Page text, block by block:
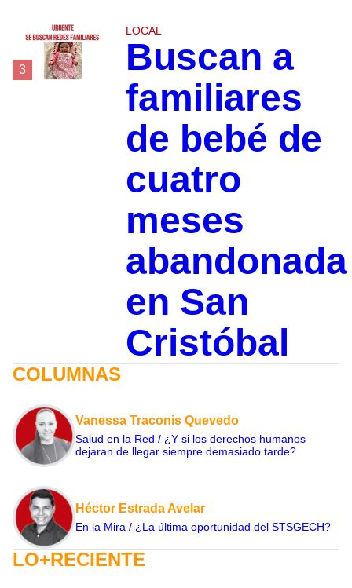
3
LOCAL
Buscan a
familiares
de bebé de
cuatro
meses
abandonada
en San
Cristóbal
COLUMNAS
Vanessa Traconis Quevedo
Salud en la Red / ¿Y si los derechos humanos
dejaran de llegar siempre demasiado tarde?
Héctor Estrada Avelar
En la Mira / ¿La última oportunidad del STSGECH?
LO+RECIENTE